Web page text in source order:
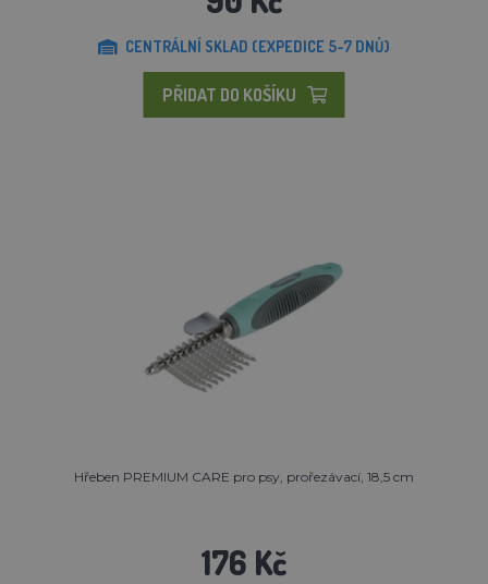
CENTRÁLNÍ SKLAD (EXPEDICE 5-7 DNŮ)
PŘIDAT DO KOŠÍKU
Hřeben PREMIUM CARE pro psy, prořezávací, 18,5 cm
176 Kč